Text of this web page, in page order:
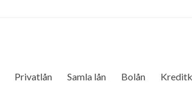
Privatlån Samla lån Bolån